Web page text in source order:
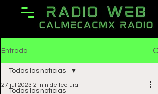
Entrada
Todas las noticias
Todas las noticias
27 jul 2023 2 min de lectura